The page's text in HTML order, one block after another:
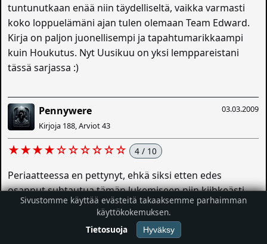
tuntunutkaan enää niin täydelliseltä, vaikka varmasti
koko loppuelämäni ajan tulen olemaan Team Edward.
Kirja on paljon juonellisempi ja tapahtumarikkaampi
kuin Houkutus. Nyt Uusikuu on yksi lemppareistani
tässä sarjassa :)
03.03.2009
Pennywere
Kirjoja 188, Arviot 43
★★★★☆☆☆☆☆☆ 4 / 10
Periaatteessa en pettynyt, ehkä siksi etten edes
osannut suhtautua tämän lukemiseen niin kiihkeästi
kuin Houkutuksen. Kirja oli alusta (ensimmäiset kolme
lukua) mielenkiintoinen, mutta sitten alkoi se Bellan
niiiiiiiin pitkästyttävä kertomus masentuneisuudestaan
Sivustomme käyttää evästeitä takaaksemme parhaimman
käyttökokemuksen.
Tietosuoja
Hyväksy